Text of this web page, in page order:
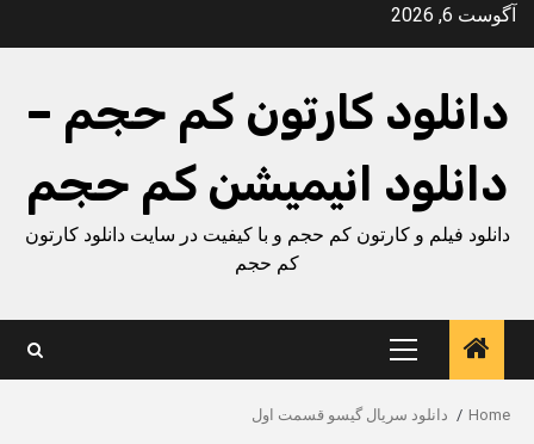
Skipآگوست 6, 2026
دانلود کارتون کم حجم –
دانلود انیمیشن کم حجم
دانلود فیلم و کارتون کم حجم و با کیفیت در سایت دانلود کارتون
کم حجم
Primary
Menu
Home دانلود سریال گیسو قسمت اول